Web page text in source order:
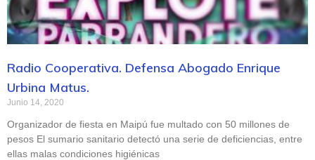
Radio Cooperativa. Defensa Abogado Enrique
Urbina Matus.
Junio 14, 2020
Organizador de fiesta en Maipú fue multado con 50 millones de
pesos El sumario sanitario detectó una serie de deficiencias, entre
ellas malas condiciones higiénicas